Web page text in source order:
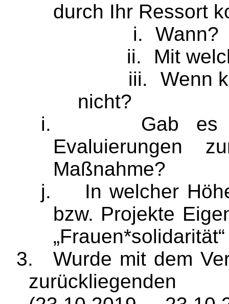
durch Ihr Ressort
i.
Wann?
ii.
Mit
iii.
Wenn
nicht?
i.
Gab es
Evaluierungen
Maßnahme?
j.
In welcher
bzw. Projekte
„Frauen*solidarität
3.
Wurde mit dem
zurückliegenden